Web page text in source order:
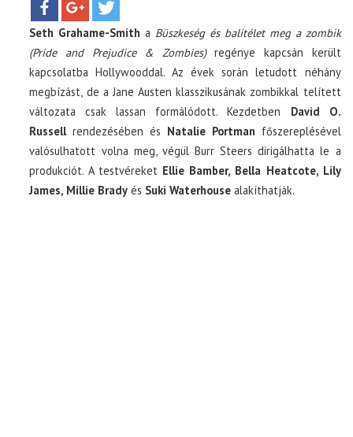
TOP10
CIKK
PÓLÓ RENDELÉS
Seth Grahame-Smith a Büszkeség és balítélet meg a zombik
(Pride and Prejudice & Zombies)regénye kapcsán került
kapcsolatba Hollywooddal. Az évek során letudott néhány
megbízást, de a Jane Austen klasszikusának zombikkal telített
változata csak lassan formálódott. Kezdetben David O.
Russellrendezésében és Natalie Portman főszereplésével
valósulhatott volna meg, végül Burr Steers dirigálhatta le a
produkciót. A testvéreket Ellie Bamber, Bella Heatcote, Lily
James, Millie Brady és Suki Waterhouse alakíthatják.